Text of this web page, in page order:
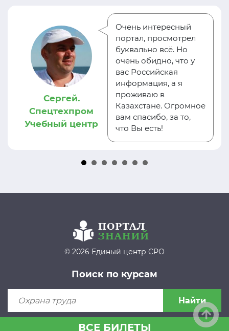
ВСЕ БИЛЕТЫ
Сергей.
Спецтехпром
Учебный центр
Очень интересный
портал, просмотрел
буквально всё. Но
очень обидно, что у
вас Российская
информация, а я
проживаю в
Казахстане. Огромное
вам спасибо, за то,
что Вы есть!
© 2026 Единый центр СРО
Поиск по курсам
Найти
Пользовательское соглашение